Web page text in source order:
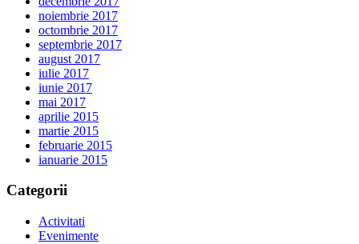
noiembrie 2017
octombrie 2017
septembrie 2017
august 2017
iulie 2017
iunie 2017
mai 2017
aprilie 2015
martie 2015
februarie 2015
ianuarie 2015
Categorii
Activitati
Evenimente